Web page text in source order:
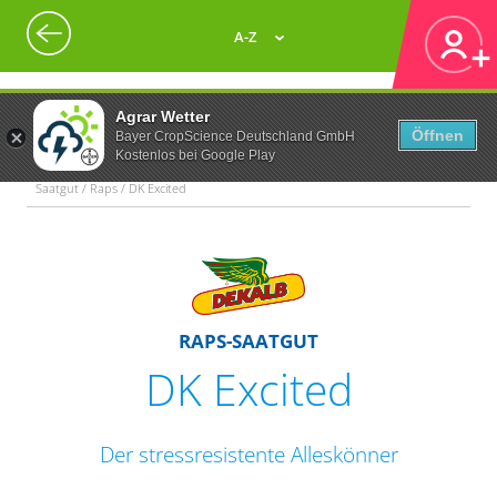
Agrar Wetter
Bayer CropScience Deutschland GmbH
Kostenlos bei Google Play
Öffnen
A-Z
Saatgut / Raps / DK Excited
RAPS-SAATGUT
DK Excited
Der stressresistente Alleskönner